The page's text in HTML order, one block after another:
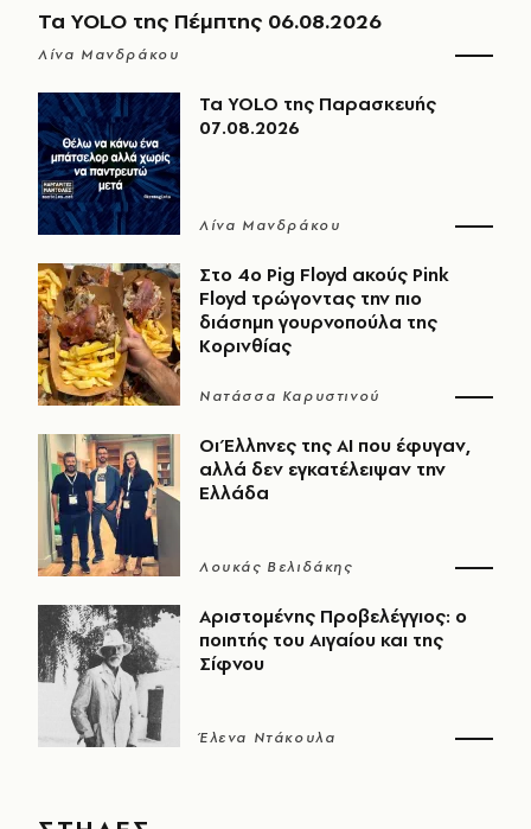
Τα YOLO της Πέμπτης 06.08.2026
Λίνα Μανδράκου
Τα YOLO της Παρασκευής
07.08.2026
Λίνα Μανδράκου
Στο 4ο Pig Floyd ακούς Pink
Floyd τρώγοντας την πιο
διάσημη γουρνοπούλα της
Κορινθίας
Νατάσσα Καρυστινού
Οι Έλληνες της ΑΙ που έφυγαν,
αλλά δεν εγκατέλειψαν την
Ελλάδα
Λουκάς Βελιδάκης
Αριστομένης Προβελέγγιος: ο
ποιητής του Αιγαίου και της
Σίφνου
Έλενα Ντάκουλα